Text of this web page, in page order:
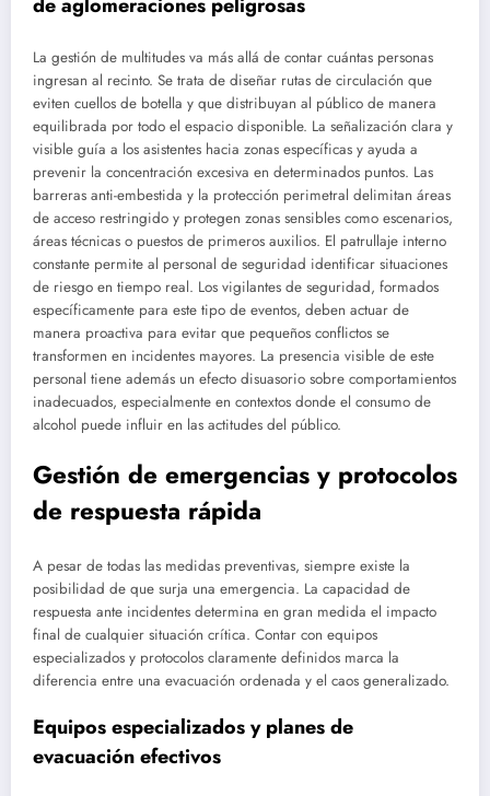
de aglomeraciones peligrosas
La gestión de multitudes va más allá de contar cuántas personas
ingresan al recinto. Se trata de diseñar rutas de circulación que
eviten cuellos de botella y que distribuyan al público de manera
equilibrada por todo el espacio disponible. La señalización clara y
visible guía a los asistentes hacia zonas específicas y ayuda a
prevenir la concentración excesiva en determinados puntos. Las
barreras anti-embestida y la protección perimetral delimitan áreas
de acceso restringido y protegen zonas sensibles como escenarios,
áreas técnicas o puestos de primeros auxilios. El patrullaje interno
constante permite al personal de seguridad identificar situaciones
de riesgo en tiempo real. Los vigilantes de seguridad, formados
específicamente para este tipo de eventos, deben actuar de
manera proactiva para evitar que pequeños conflictos se
transformen en incidentes mayores. La presencia visible de este
personal tiene además un efecto disuasorio sobre comportamientos
inadecuados, especialmente en contextos donde el consumo de
alcohol puede influir en las actitudes del público.
Gestión de emergencias y protocolos
de respuesta rápida
A pesar de todas las medidas preventivas, siempre existe la
posibilidad de que surja una emergencia. La capacidad de
respuesta ante incidentes determina en gran medida el impacto
final de cualquier situación crítica. Contar con equipos
especializados y protocolos claramente definidos marca la
diferencia entre una evacuación ordenada y el caos generalizado.
Equipos especializados y planes de
evacuación efectivos